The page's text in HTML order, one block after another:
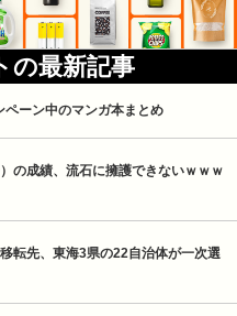
の最新記事
ーン中のマンガ本まとめ
の成績、流石に擁護できないｗｗｗ
転先、東海3県の22自治体が一次選